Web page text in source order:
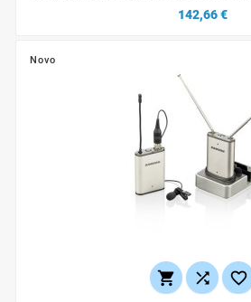
142,66 €
Novo
  